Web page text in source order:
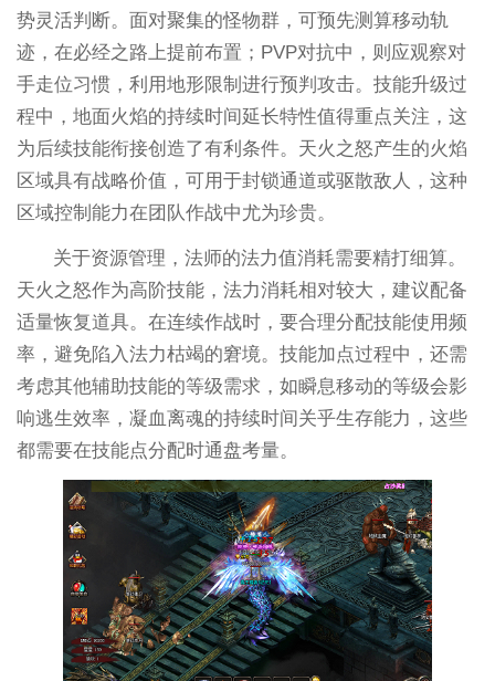
势灵活判断。面对聚集的怪物群，可预先测算移动轨
迹，在必经之路上提前布置；PVP对抗中，则应观察对
手走位习惯，利用地形限制进行预判攻击。技能升级过
程中，地面火焰的持续时间延长特性值得重点关注，这
为后续技能衔接创造了有利条件。天火之怒产生的火焰
区域具有战略价值，可用于封锁通道或驱散敌人，这种
区域控制能力在团队作战中尤为珍贵。
关于资源管理，法师的法力值消耗需要精打细算。
天火之怒作为高阶技能，法力消耗相对较大，建议配备
适量恢复道具。在连续作战时，要合理分配技能使用频
率，避免陷入法力枯竭的窘境。技能加点过程中，还需
考虑其他辅助技能的等级需求，如瞬息移动的等级会影
响逃生效率，凝血离魂的持续时间关乎生存能力，这些
都需要在技能点分配时通盘考量。